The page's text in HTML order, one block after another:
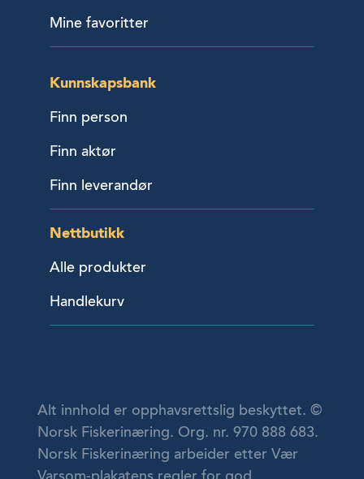
Mine favoritter
Kunnskapsbank
Finn person
Finn aktør
Finn leverandør
Nettbutikk
Alle produkter
Handlekurv
Alt innhold er opphavsrettslig beskyttet. ©
Norsk Fiskerinæring. Org. nr. 970 888 683.
Norsk Fiskerinæring arbeider etter Vær
Varsom-plakatens regler for god